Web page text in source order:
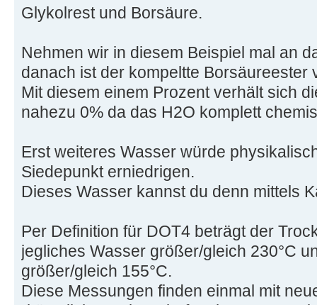
Glykolrest und Borsäure.
Nehmen wir in diesem Beispiel mal an
danach ist der kompeltte Borsäureester
Mit diesem einem Prozent verhält sich
nahezu 0% da das H2O komplett
Erst weiteres Wasser würde
Siedepunkt erniedrigen.
Dieses Wasser kannst du denn mittels
Per Definition für DOT4 beträgt der
jegliches Wasser größer/gleich 230°C
größer/gleich 155°C.
Diese Messungen finden einmal mit